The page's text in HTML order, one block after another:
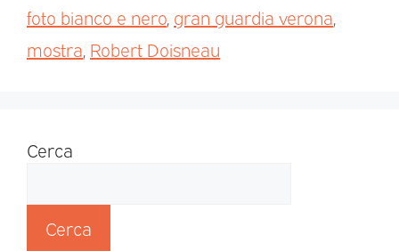
foto bianco e nero gran guardia verona
mostra Robert Doisneau
Cerca
Cerca